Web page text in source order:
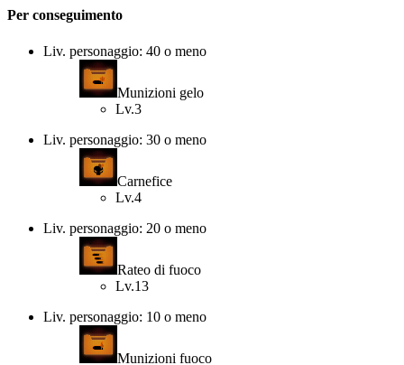
Per conseguimento
Liv. personaggio: 40 o meno
Munizioni gelo
Lv.3
Liv. personaggio: 30 o meno
Carnefice
Lv.4
Liv. personaggio: 20 o meno
Rateo di fuoco
Lv.13
Liv. personaggio: 10 o meno
Munizioni fuoco